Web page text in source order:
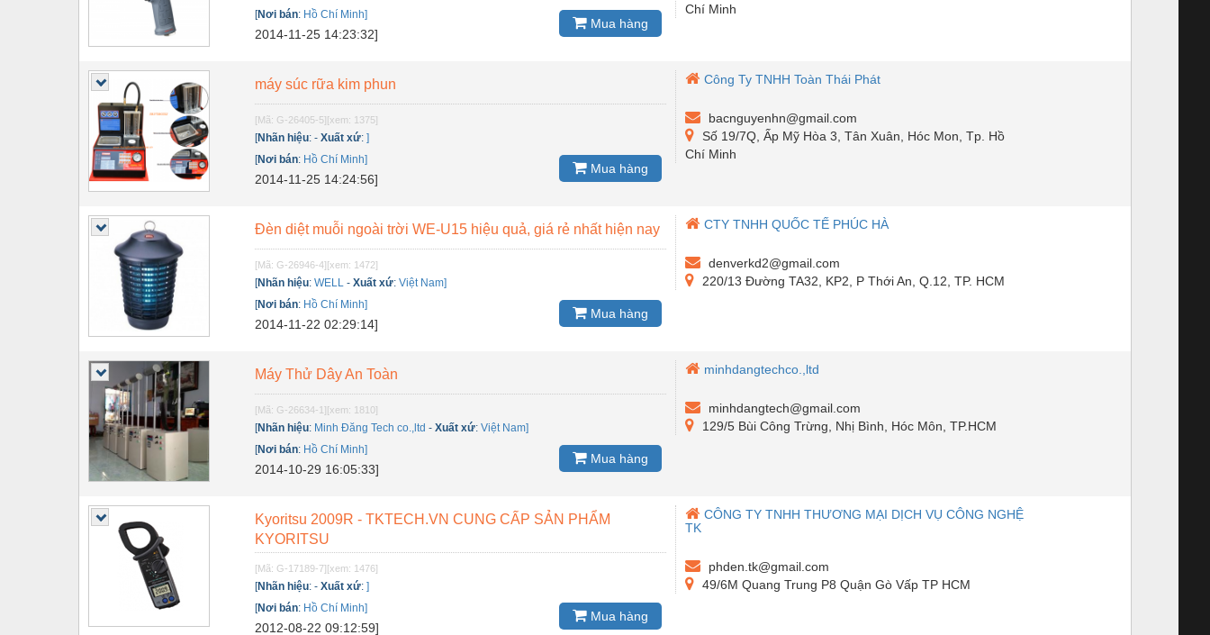
Thiết bị công nghiệp
Thiết bị điện
Thiết bị giáo dục
Thiết bị khác
Thiết bị làm sạch
Thiết bị sơn - Sơn
Thiết bị nhà bếp
Thiết bị nhiệt
Thiêt bị PCCC
Thiết bị văn phòng
Thiết bị viễn thông
Thủy lực-Thiết bị
Thủy sản - Trang thiết bị
Tự động hoá
Van - Co các loại
Vật liệu mài mòn
Vật liệu xây dựng
[Nơi bán: Hồ Chí Minh]
2014-11-25 14:23:32]
Mua hàng
Chí Minh
máy súc rữa kim phun
[Mã: G-26405-5][xem: 1375]
[Nhãn hiệu:-Xuất xứ:]
[Nơi bán: Hồ Chí Minh]
2014-11-25 14:24:56]
Mua hàng
Công Ty TNHH Toàn Thái Phát
bacnguyenhn@gmail.com
Số 19/7Q, Ấp Mỹ Hòa 3, Tân Xuân, Hóc Mon, Tp. Hồ
Chí Minh
Đèn diệt muỗi ngoài trời WE-U15 hiệu quả, giá rẻ nhất hiện nay
[Mã: G-26946-4][xem: 1472]
[Nhãn hiệu:WELL -Xuất xứ:Việt Nam]
[Nơi bán: Hồ Chí Minh]
2014-11-22 02:29:14]
Mua hàng
CTY TNHH QUỐC TẾ PHÚC HÀ
denverkd2@gmail.com
220/13 Đường TA32, KP2, P Thới An, Q.12, TP. HCM
Máy Thử Dây An Toàn
[Mã: G-26634-1][xem: 1810]
[Nhãn hiệu: Minh Đăng Tech co.,ltd -Xuất xứ:Việt Nam]
[Nơi bán: Hồ Chí Minh]
2014-10-29 16:05:33]
Mua hàng
minhdangtechco.,ltd
minhdangtech@gmail.com
129/5 Bùi Công Trừng, Nhị Bình, Hóc Môn, TP.HCM
Kyoritsu 2009R - TKTECH.VN CUNG CẤP SẢN PHẨM
KYORITSU
[Mã: G-17189-7][xem: 1476]
[Nhãn hiệu:-Xuất xứ:]
[Nơi bán: Hồ Chí Minh]
2012-08-22 09:12:59]
Mua hàng
CÔNG TY TNHH THƯƠNG MẠI DỊCH VỤ CÔNG NGHỆ
TK
phden.tk@gmail.com
49/6M Quang Trung P8 Quận Gò Vấp TP HCM